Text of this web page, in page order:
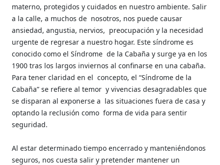
materno, protegidos y cuidados en nuestro ambiente. Salir
a la calle, a muchos de nosotros, nos puede causar
ansiedad, angustia, nervios, preocupación y la necesidad
urgente de regresar a nuestro hogar. Este síndrome es
conocido como el Síndrome de la Cabaña y surge ya en los
1900 tras los largos inviernos al confinarse en una cabaña.
Para tener claridad en el concepto, el “Síndrome de la
Cabaña” se refiere al temor y vivencias desagradables que
se disparan al exponerse a las situaciones fuera de casa y
optando la reclusión como forma de vida para sentir
seguridad.
Al estar determinado tiempo encerrado y manteniéndonos
seguros, nos cuesta salir y pretender mantener un